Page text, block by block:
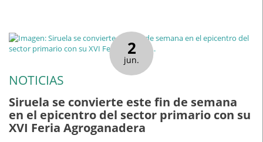
2
jun.
NOTICIAS
Siruela se convierte este fin de semana
en el epicentro del sector primario con su
XVI Feria Agroganadera